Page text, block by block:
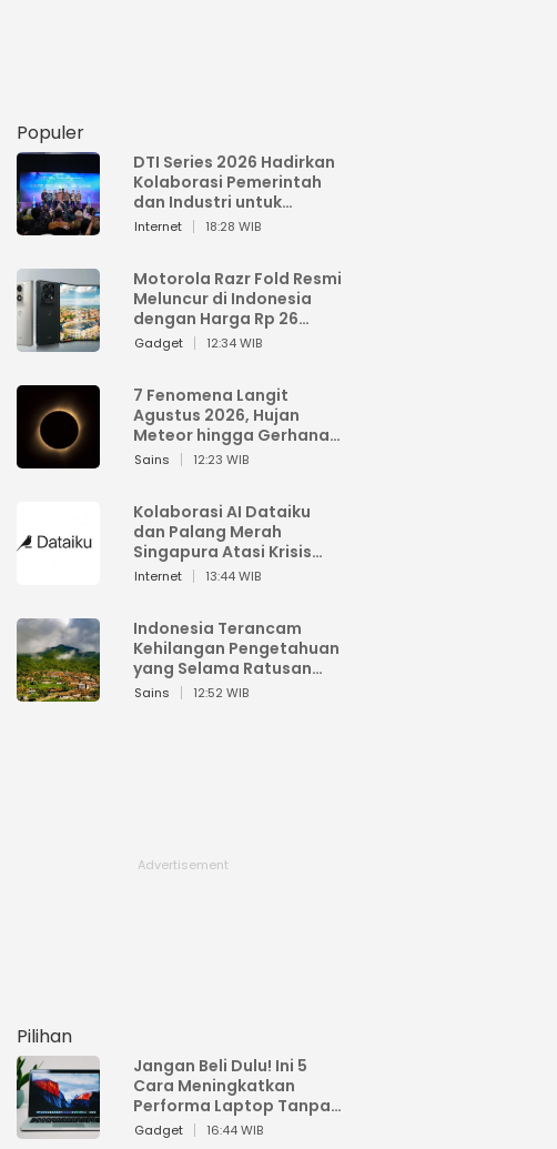
Populer
DTI Series 2026 Hadirkan
Kolaborasi Pemerintah
dan Industri untuk
Percepatan
Internet 18:28 WIB
Motorola Razr Fold Resmi
Meluncur di Indonesia
dengan Harga Rp 26
Jutaan
Gadget 12:34 WIB
7 Fenomena Langit
Agustus 2026, Hujan
Meteor hingga Gerhana
Matahari
Sains 12:23 WIB
Kolaborasi AI Dataiku
dan Palang Merah
Singapura Atasi Krisis
Bencana
Internet 13:44 WIB
Indonesia Terancam
Kehilangan Pengetahuan
yang Selama Ratusan
Tahun Menjaga Alam
Sains 12:52 WIB
Pilihan
Jangan Beli Dulu! Ini 5
Cara Meningkatkan
Performa Laptop Tanpa
Harus Beli Baru
Gadget 16:44 WIB